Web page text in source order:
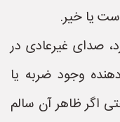
یا خیر.
صدای غیرعادی در
وجود ضربه یا
اگر ظاهر آن سالم